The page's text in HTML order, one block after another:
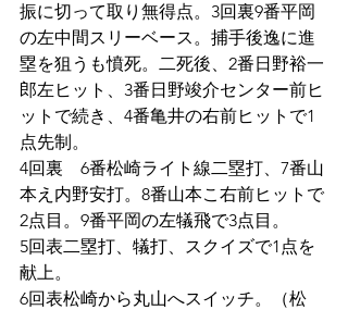
振に切って取り無得点。3回裏9番平岡
の左中間スリーベース。捕手後逸に進
塁を狙うも憤死。二死後、2番日野裕一
郎左ヒット、3番日野竣介センター前ヒ
ットで続き、4番亀井の右前ヒットで1
点先制。
4回裏　6番松崎ライト線二塁打、7番山
本え内野安打。8番山本こ右前ヒットで
2点目。9番平岡の左犠飛で3点目。
5回表二塁打、犠打、スクイズで1点を
献上。
6回表松崎から丸山へスイッチ。（松